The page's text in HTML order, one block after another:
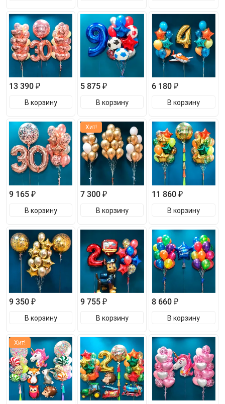
13 390 ₽
В корзину
5 875 ₽
В корзину
6 180 ₽
В корзину
9 165 ₽
В корзину
Хит!
7 300 ₽
В корзину
11 860 ₽
В корзину
9 350 ₽
В корзину
9 755 ₽
В корзину
8 660 ₽
В корзину
Хит!